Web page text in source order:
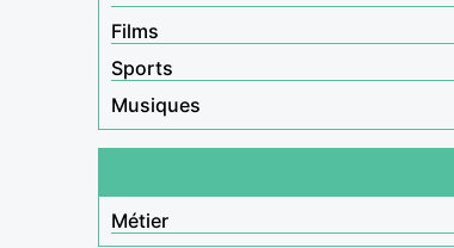
Films
Sports
Musiques
Métier